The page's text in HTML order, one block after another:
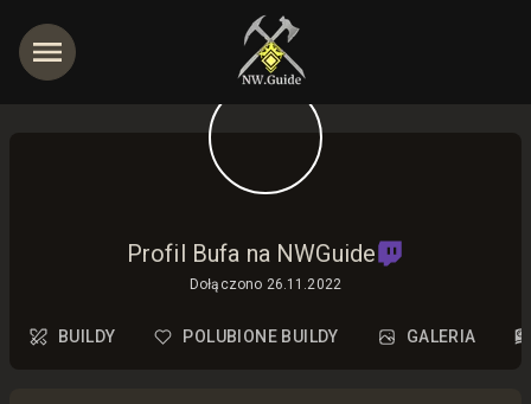
Profil Bufa na NWGuide
Dołączono 26.11.2022
BUILDY POLUBIONE BUILDY GALERIA